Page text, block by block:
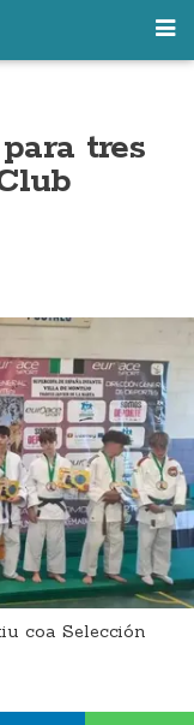
tres
coa Selección